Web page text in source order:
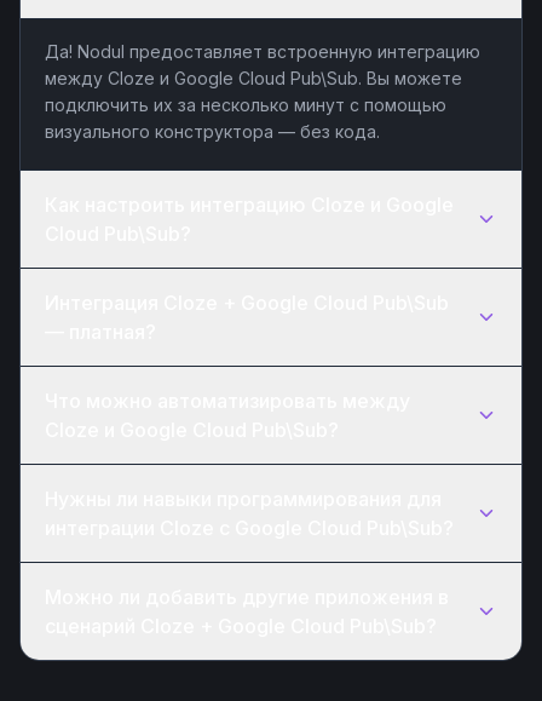
Да! Nodul предоставляет встроенную интеграцию
между Cloze и Google Cloud Pub\Sub. Вы можете
подключить их за несколько минут с помощью
визуального конструктора — без кода.